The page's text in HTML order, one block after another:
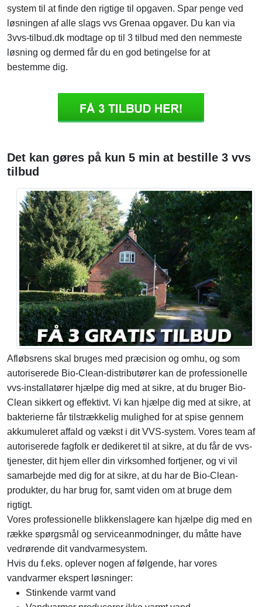
system til at finde den rigtige til opgaven. Spar penge ved
løsningen af alle slags vvs Grenaa opgaver. Du kan via
3vvs-tilbud.dk modtage op til 3 tilbud med den nemmeste
løsning og dermed får du en god betingelse for at
bestemme dig.
Det kan gøres på kun 5 min at bestille 3 vvs
tilbud
Afløbsrens skal bruges med præcision og omhu, og som
autoriserede Bio-Clean-distributører kan de professionelle
vvs-installatører hjælpe dig med at sikre, at du bruger Bio-
Clean sikkert og effektivt. Vi kan hjælpe dig med at sikre, at
bakterierne får tilstrækkelig mulighed for at spise gennem
akkumuleret affald og vækst i dit VVS-system. Vores team af
autoriserede fagfolk er dedikeret til at sikre, at du får de vvs-
tjenester, dit hjem eller din virksomhed fortjener, og vi vil
samarbejde med dig for at sikre, at du har de Bio-Clean-
produkter, du har brug for, samt viden om at bruge dem
rigtigt.
Vores professionelle blikkenslagere kan hjælpe dig med en
række spørgsmål og serviceanmodninger, du måtte have
vedrørende dit vandvarmesystem.
Hvis du f.eks. oplever nogen af ​​følgende, har vores
vandvarmer ekspert løsninger:
Stinkende varmt vand